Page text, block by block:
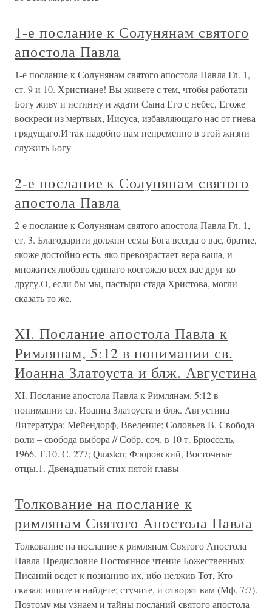
1-е послание к Солунянам святого
апостола Павла
1-е послание к Солунянам святого апостола Павла Гл. 1,
ст. 9 и 10. Христиане! Вы живете с тем, чтобы работати
Богу живу и истинну и ждати Сына Его с небес, Егоже
воскреси из мертвых, Иисуса, избавляющаго нас от гнева
грядущаго.И так надобно нам непременно в этой жизни
служить Богу
2-е послание к Солунянам святого
апостола Павла
2-е послание к Солунянам святого апостола Павла Гл. 1,
ст. 3. Благодарити должни есмы Бога всегда о вас, братие,
якоже достойно есть, яко превозрастает вера ваша, и
множится любовь единаго коегождо всех вас друг ко
другу.О, если бы мы, пастыри стада Христова, могли
сказать то же,
XI. Послание апостола Павла к
Римлянам, 5:12 в понимании св.
Иоанна Златоуста и блж. Августина
XI. Послание апостола Павла к Римлянам, 5:12 в
понимании св. Иоанна Златоуста и блж. Августина
Литература: Мейендорф, Введение; Соловьев В. Свобода
воли – свобода выбора // Собр. соч. в 10 т. Брюссель,
1966. Т.10. С. 277; Quasten; Флоровский, Восточные
отцы.1. Двенадцатый стих пятой главы
Толкование на послание к
римлянам Святого Апостола Павла
Толкование на послание к римлянам Святого Апостола
Павла Предисловие Постоянное чтение Божественных
Писаний ведет к познанию их, ибо нелжив Тот, Кто
сказал: ищите и найдете; стучите, и отворят вам (Мф. 7:7).
Поэтому мы узнаем и тайны посланий святого апостола